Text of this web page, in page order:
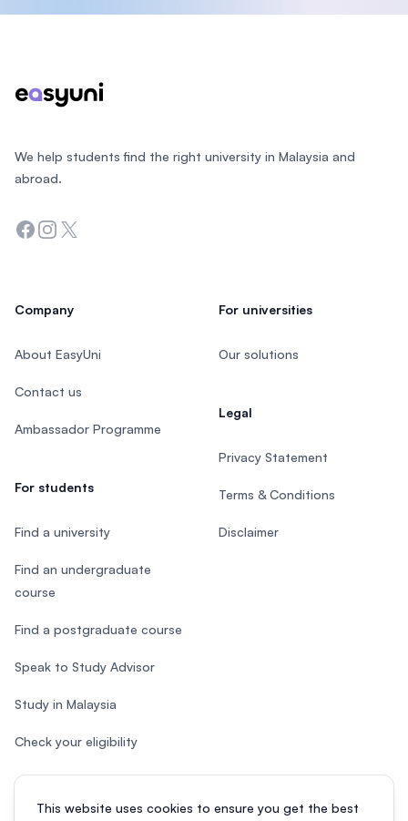
This website uses cookies to ensure you get the best
We help students find the right university in Malaysia and
abroad.
Facebook
Instagram
Twitter
Company
About EasyUni
Contact us
Ambassador Programme
For students
Find a university
Find an undergraduate
course
Find a postgraduate course
Speak to Study Advisor
Study in Malaysia
Check your eligibility
For universities
Our solutions
Legal
Privacy Statement
Terms & Conditions
Disclaimer